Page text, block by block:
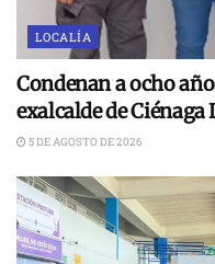
LOCALÍA
Condenan a ocho
exalcalde de
5 DE AGOSTO DE 2026